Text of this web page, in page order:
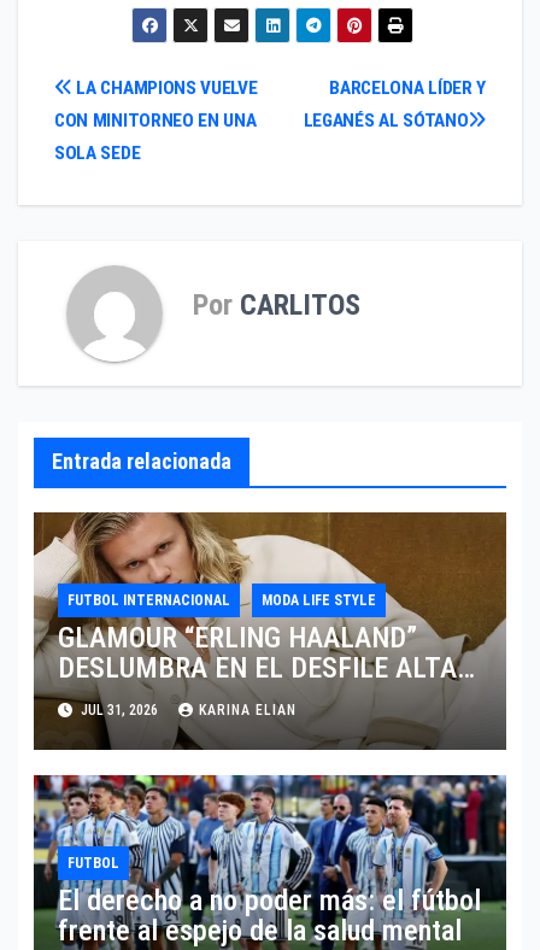
Navegación
de
entradas
BARCELONA LÍDER Y
LEGANÉS AL SÓTANO
LA CHAMPIONS VUELVE
CON MINITORNEO EN UNA
SOLA SEDE
Por CARLITOS
Entrada relacionada
FUTBOL INTERNACIONAL MODA LIFE STYLE
GLAMOUR “ERLING HAALAND”
DESLUMBRA EN EL DESFILE ALTA
SARTORIA DE DOLCE & GABBANA
TRAS EL MUNDIAL 2026
JUL 31, 2026 KARINA ELIAN
FUTBOL
El derecho a no poder más: el fútbol
frente al espejo de la salud mental